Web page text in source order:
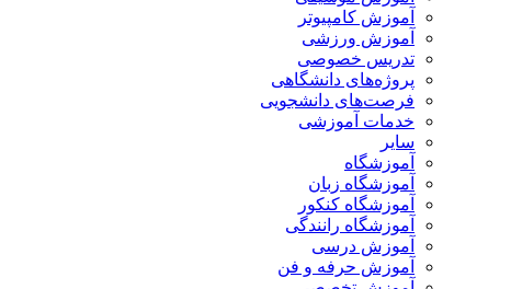
آموزش کامپیوتر
آموزش ورزشی
تدریس خصوصی
پروژه‌های دانشگاهی
فرصت‌های دانشجویی
خدمات آموزشی
سایر
آموزشگاه
آموزشگاه زبان
آموزشگاه کنکور
آموزشگاه رانندگی
آموزش درسی
آموزش حرفه و فن